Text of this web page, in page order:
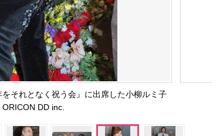
それとなく祝う会』に出席した小柳ルミ子
ORICON DD inc.